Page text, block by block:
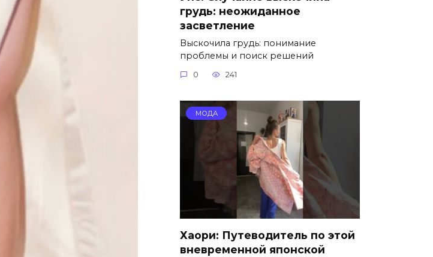
грудь: неожиданное
засветление
Выскочила грудь: понимание
проблемы и поиск решений
0 241
МОДА
Хаори: Путеводитель по этой
вневременной японской